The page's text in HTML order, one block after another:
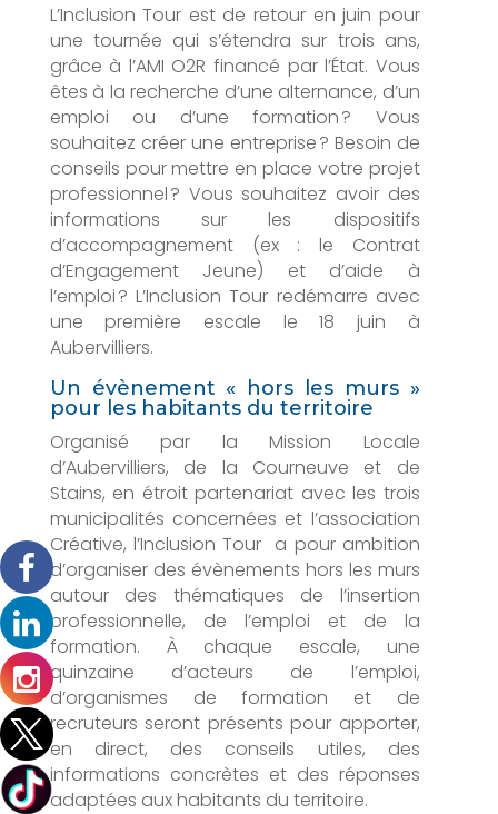
L’Inclusion Tour est de retour en juin pour
une tournée qui s’étendra sur trois ans,
grâce à l’AMI O2R financé par l’État. Vous
êtes à la recherche d’une alternance, d’un
emploi ou d’une formation ? Vous
souhaitez créer une entreprise ? Besoin de
conseils pour mettre en place votre projet
professionnel ? Vous souhaitez avoir des
informations sur les dispositifs
d’accompagnement (ex : le Contrat
d’Engagement Jeune) et d’aide à
l’emploi ? L’Inclusion Tour redémarre avec
une première escale le 18 juin à
Aubervilliers.
Un évènement « hors les murs »
pour les habitants du territoire
Organisé par la Mission Locale
d’Aubervilliers, de la Courneuve et de
Stains, en étroit partenariat avec les trois
municipalités concernées et l’association
Créative, l’Inclusion Tour a pour ambition
d’organiser des évènements hors les murs
autour des thématiques de l’insertion
professionnelle, de l’emploi et de la
formation. À chaque escale, une
quinzaine d’acteurs de l’emploi,
d’organismes de formation et de
recruteurs seront présents pour apporter,
en direct, des conseils utiles, des
informations concrètes et des réponses
adaptées aux habitants du territoire.